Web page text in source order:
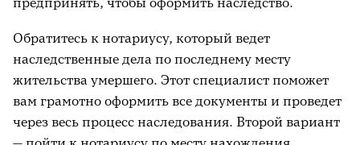
Обратитесь к нотариусу, который ведет
наследственные дела по последнему месту
жительства умершего. Этот специалист поможет
вам грамотно оформить все документы и проведет
через весь процесс наследования. Второй вариант